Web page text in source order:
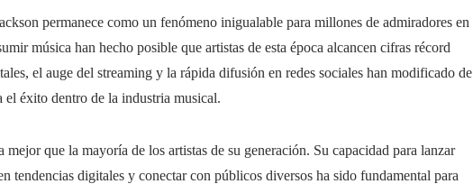
permanece como un fenómeno inigualable para millones de admiradores en
música han hecho posible que artistas de esta época alcancen cifras récord
el auge del streaming y la rápida difusión en redes sociales han modificado de
el éxito dentro de la industria musical.
mejor que la mayoría de los artistas de su generación. Su capacidad para lanzar
tendencias digitales y conectar con públicos diversos ha sido fundamental para